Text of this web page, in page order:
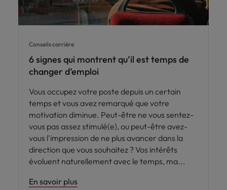
Conseils carrière
6 signes qui montrent qu’il est temps de
changer d’emploi
Vous occupez votre poste depuis un certain
temps et vous avez remarqué que votre
motivation diminue. Peut-être ne vous sentez-
vous pas assez stimulé(e), ou peut-être avez-
vous l'impression de ne plus avancer dans la
direction que vous souhaitez ? Vos intérêts
évoluent naturellement avec le temps, ma
En savoir plus